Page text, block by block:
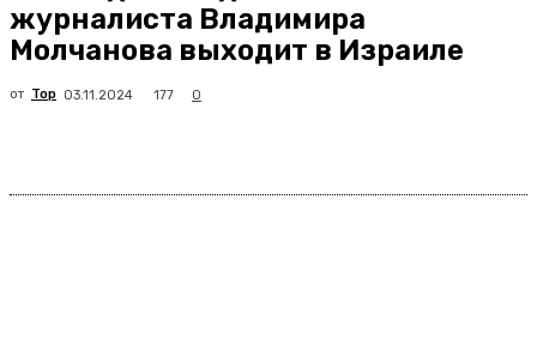
журналиста Владимира
Молчанова выходит в Израиле
от Top 03.11.2024 177 0